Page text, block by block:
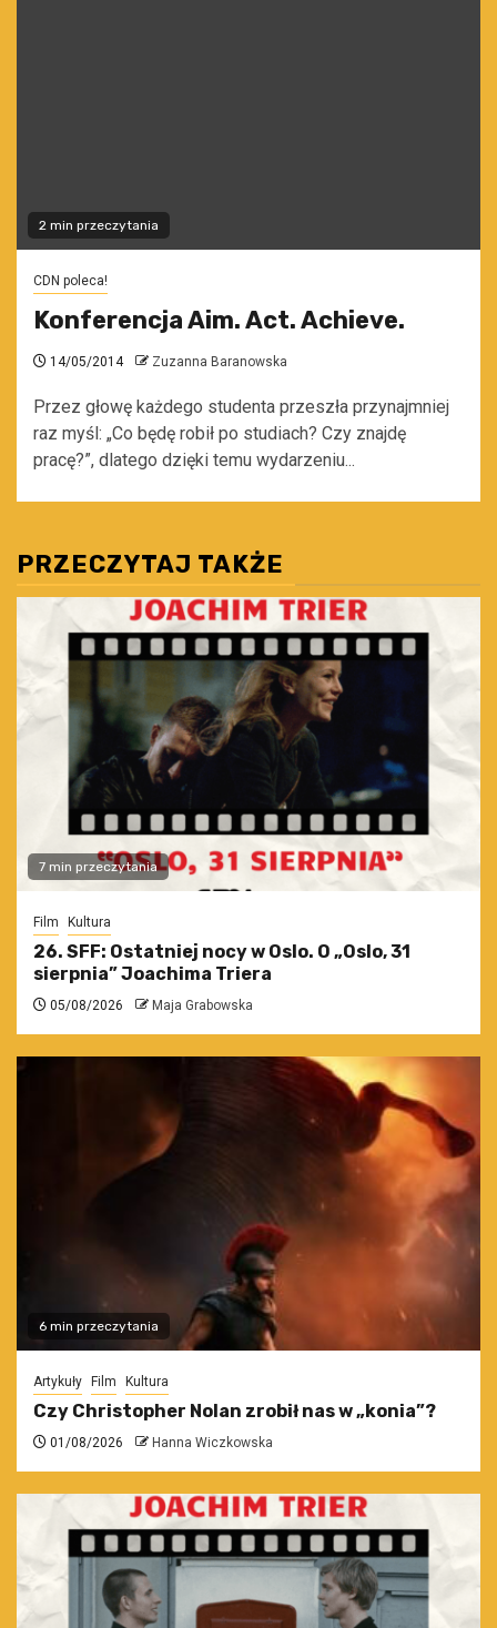
2 min przeczytania
CDN poleca!
Konferencja Aim. Act. Achieve.
14/05/2014 Zuzanna Baranowska
Przez głowę każdego studenta przeszła przynajmniej
raz myśl: „Co będę robił po studiach? Czy znajdę
pracę?”, dlatego dzięki temu wydarzeniu...
PRZECZYTAJ TAKŻE
7 min przeczytania
Film Kultura
26. SFF: Ostatniej nocy w Oslo. O „Oslo, 31
sierpnia” Joachima Triera
05/08/2026 Maja Grabowska
6 min przeczytania
Artykuły Film Kultura
Czy Christopher Nolan zrobił nas w „konia”?
01/08/2026 Hanna Wiczkowska